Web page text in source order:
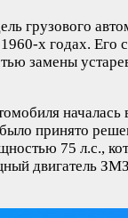
грузового
х годах. Его
замены
началась
принято
75 л.с.,
двигатель